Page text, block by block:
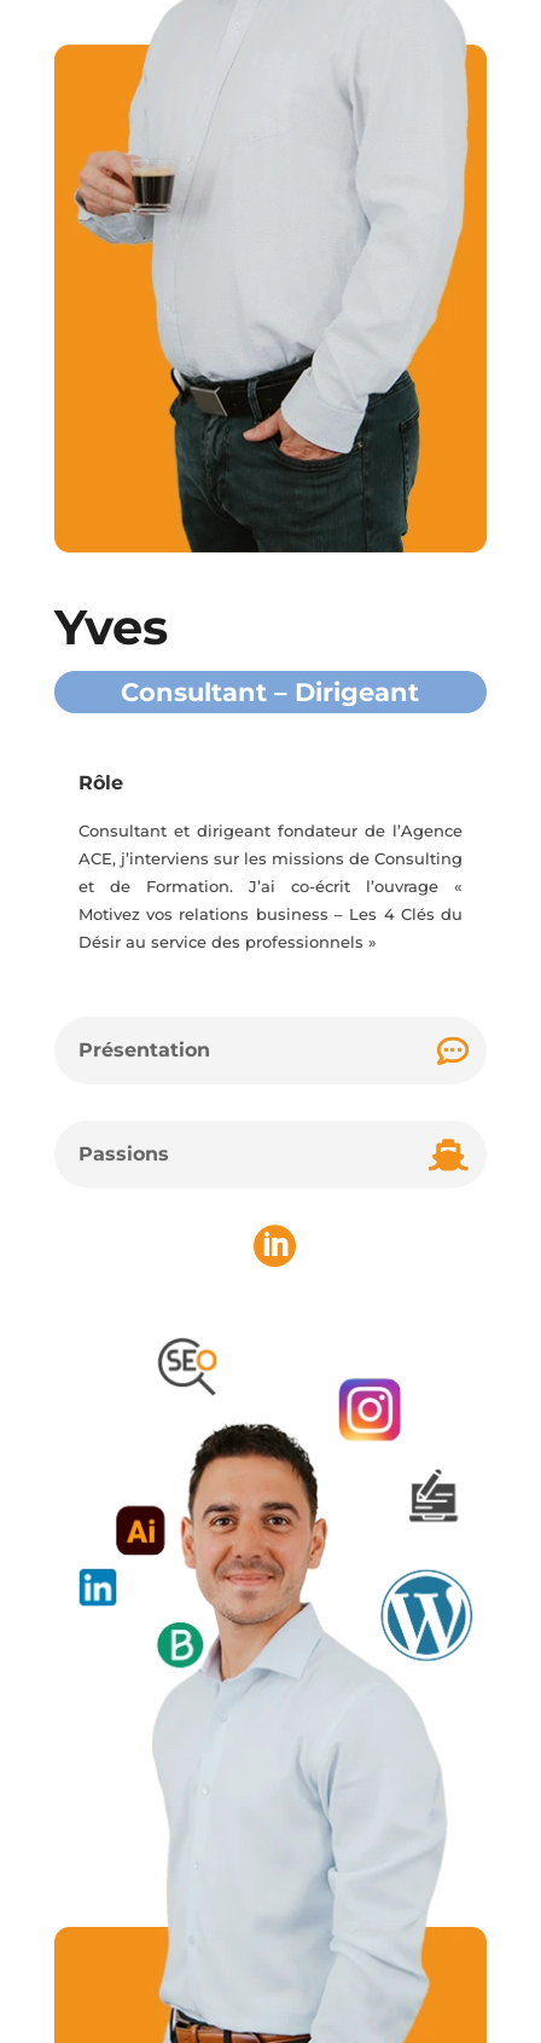
Yves
Consultant – Dirigeant
Rôle
Consultant et dirigeant fondateur de l’Agence
ACE, j’interviens sur les missions de Consulting
et de Formation. J’ai co-écrit l’ouvrage «
Motivez vos relations business – Les 4 Clés du
Désir au service des professionnels »
Présentation
Passions
